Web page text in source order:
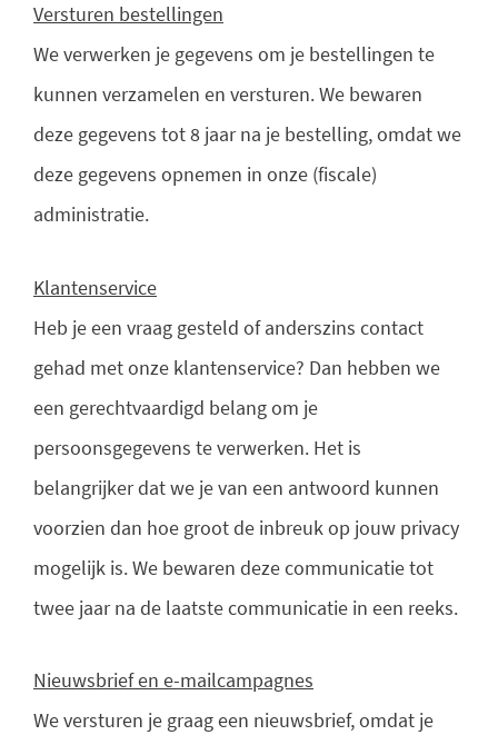
Versturen bestellingen
We verwerken je gegevens om je bestellingen te
kunnen verzamelen en versturen. We bewaren
deze gegevens tot 8 jaar na je bestelling, omdat we
deze gegevens opnemen in onze (fiscale)
administratie.
Klantenservice
Heb je een vraag gesteld of anderszins contact
gehad met onze klantenservice? Dan hebben we
een gerechtvaardigd belang om je
persoonsgegevens te verwerken. Het is
belangrijker dat we je van een antwoord kunnen
voorzien dan hoe groot de inbreuk op jouw privacy
mogelijk is. We bewaren deze communicatie tot
twee jaar na de laatste communicatie in een reeks.
Nieuwsbrief en e-mailcampagnes
We versturen je graag een nieuwsbrief, omdat je